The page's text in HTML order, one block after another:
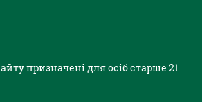
призначені для осіб старше 21